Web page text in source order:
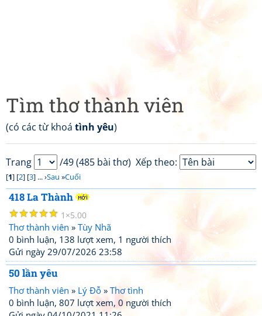
Tìm thơ thành viên
(có các từ khoá tình yêu)
Xếp theo:
Trang /49 (485 bài thơ)
[1] [2] [3] ... ›Sau »Cuối
418 La Thành
☆
☆
☆
☆
☆ 1 5.00
Thơ thành viên » Tùy Nhã
0 bình luận, 138 lượt xem, 1 người thích
Gửi ngày 29/07/2026 23:58
50 lần yêu
Thơ thành viên » Lý Đỗ » Thơ tình
0 bình luận, 807 lượt xem, 0 người thích